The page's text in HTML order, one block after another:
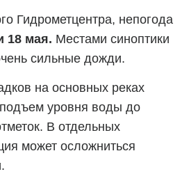
Гидрометцентра, непогода
18 мая. Местами синоптики
сильные дожди.
на основных реках
уровня воды до
В отдельных
может осложниться